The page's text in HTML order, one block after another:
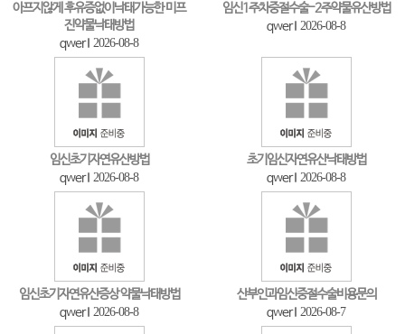
아프지않게 후유증없이낙태가능한 미프
진약물낙태방법
qwer 2026-08-8
임신1주차중절수술-2주약물유산방법
qwer 2026-08-8
임신초기자연유산방법
qwer 2026-08-8
초기임신자연유산낙태방법
qwer 2026-08-8
임신초기자연유산증상 약물낙태방법
qwer 2026-08-8
산부인과임신중절수술비용문의
qwer 2026-08-7